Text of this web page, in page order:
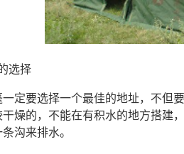
选择
定要选择一个最佳的地址，不但
燥的，不能在有积水的地方搭建
沟来排水。